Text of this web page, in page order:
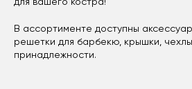
для вашего костра!
В ассортименте доступны
решетки для барбекю, крышки,
принадлежности.